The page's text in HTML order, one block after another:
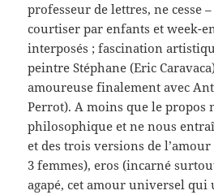
professeur de lettres, ne cesse
courtiser par enfants et week-
interposés ; fascination
peintre Stéphane (Eric
amoureuse finalement avec
Perrot). A moins que le propos
philosophique et ne nous
et des trois versions de
3 femmes), eros (incarné
agapé, cet amour universel qui